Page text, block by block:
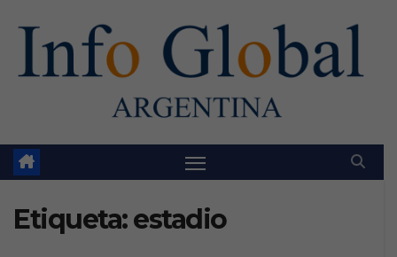
Etiqueta:estadio